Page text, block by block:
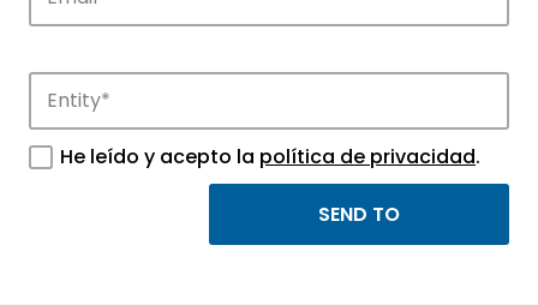
Discover the companies that drive
innovation in APTE’s parks.
TOBACCO PREMIUM
He leído y acepto la política de privacidad.